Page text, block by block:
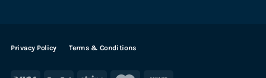
Privacy Policy Terms & Conditions